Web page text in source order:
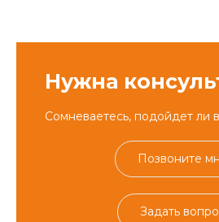
Нужна
Сомневаетесь, подойдет ли
Позвоните
Задать